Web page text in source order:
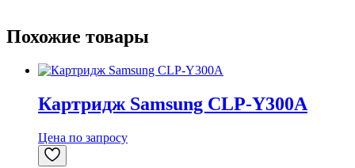
Похожие товары
Картридж Samsung CLP-Y300A
Цена по запросу